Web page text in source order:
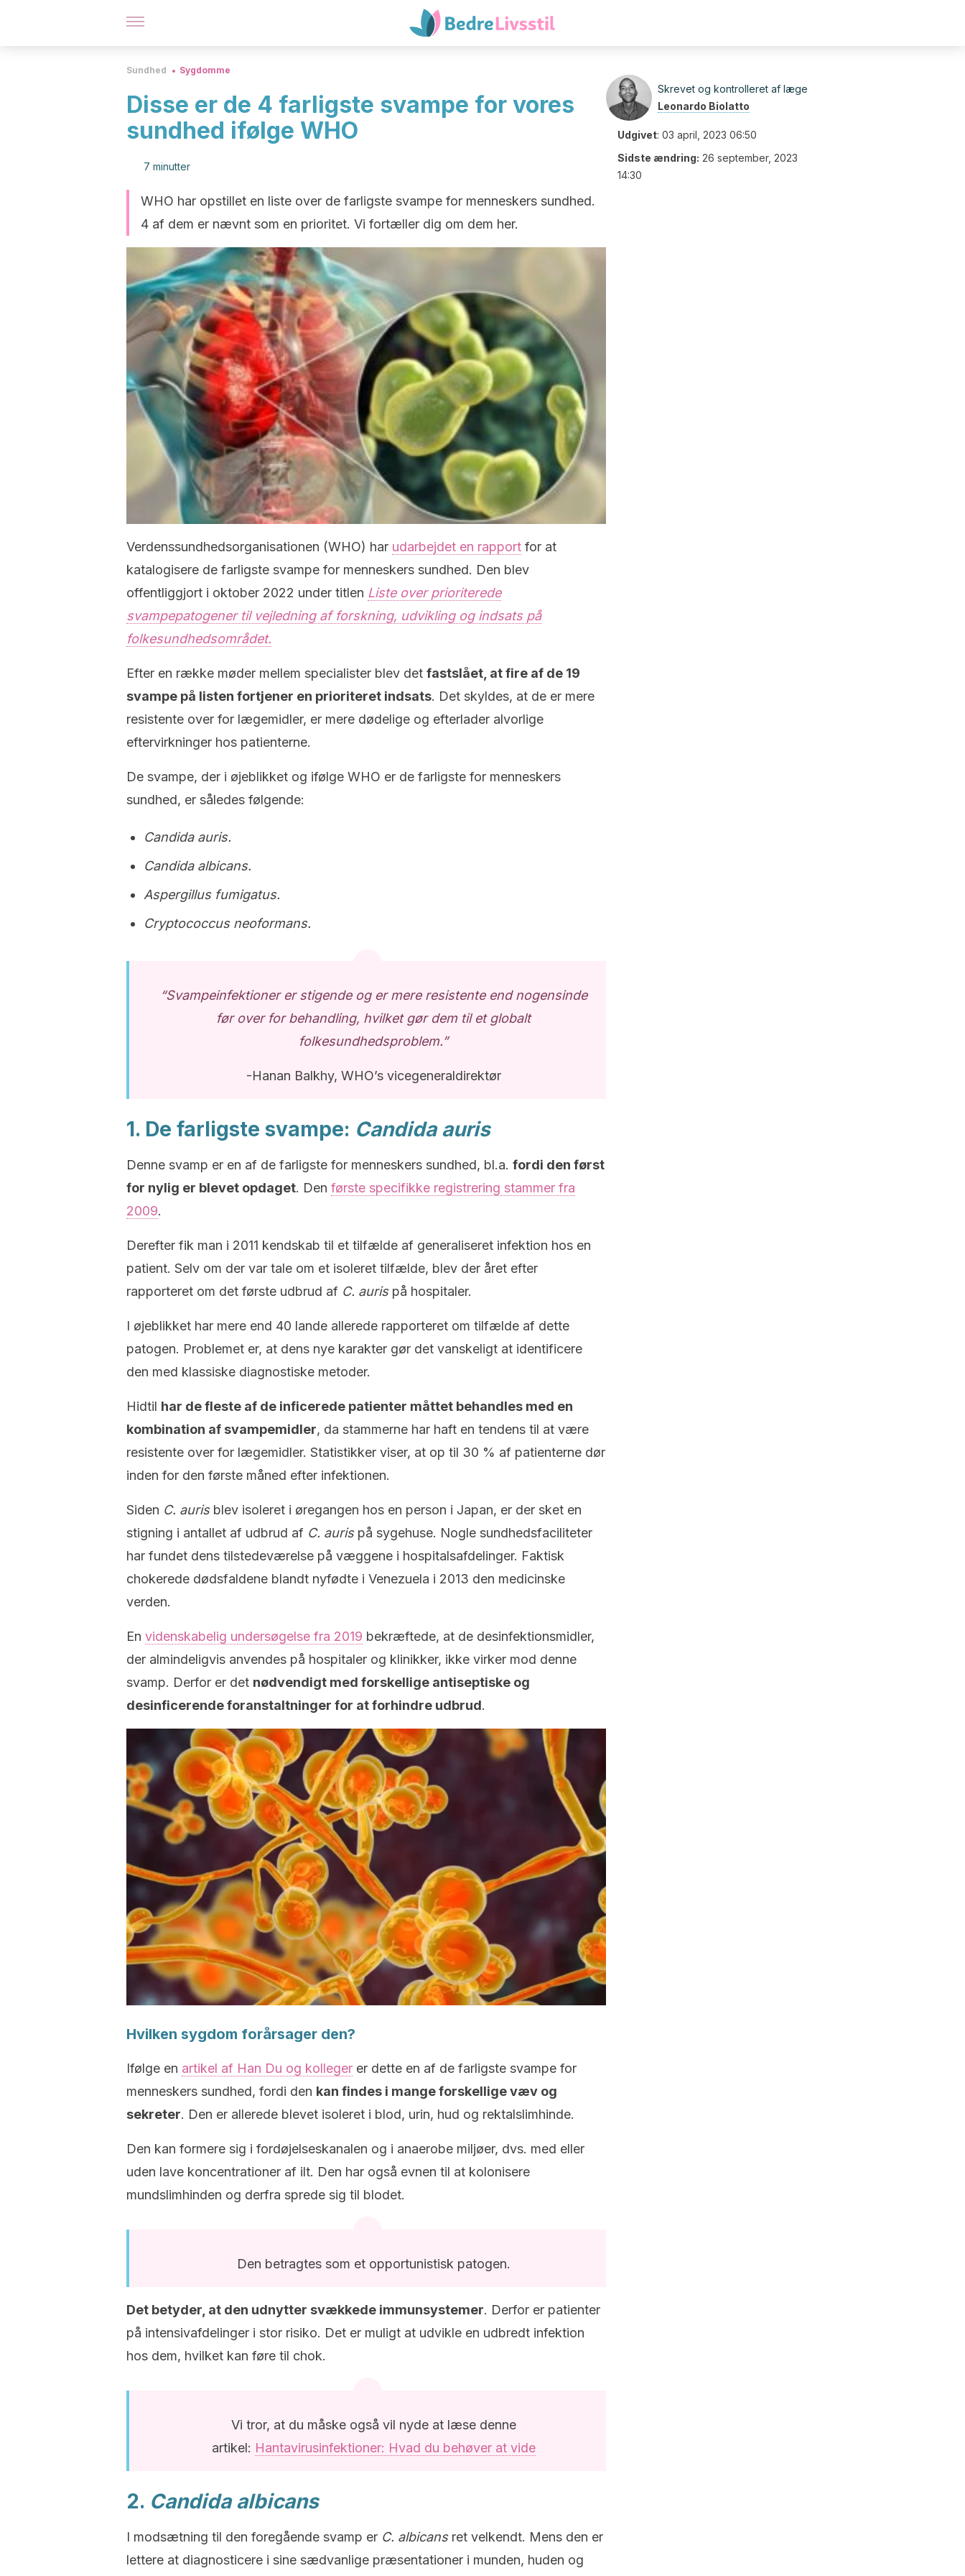
Sundhed Sygdomme
Disse er de 4 farligste svampe for vores
sundhed ifølge WHO
7 minutter
WHO har opstillet en liste over de farligste svampe for menneskers sundhed.
4 af dem er nævnt som en prioritet. Vi fortæller dig om dem her.
Verdenssundhedsorganisationen (WHO) har udarbejdet en rapport for at
katalogisere de farligste svampe for menneskers sundhed. Den blev
offentliggjort i oktober 2022 under titlen Liste over prioriterede
svampepatogener til vejledning af forskning, udvikling og indsats på
folkesundhedsområdet.
Efter en række møder mellem specialister blev det fastslået, at fire af de 19
svampe på listen fortjener en prioriteret indsats. Det skyldes, at de er mere
resistente over for lægemidler, er mere dødelige og efterlader alvorlige
eftervirkninger hos patienterne.
De svampe, der i øjeblikket og ifølge WHO er de farligste for menneskers
sundhed, er således følgende:
Candida auris.
Candida albicans.
Aspergillus fumigatus.
Cryptococcus neoformans.
“Svampeinfektioner er stigende og er mere resistente end nogensinde
før over for behandling, hvilket gør dem til et globalt
folkesundhedsproblem.”
-Hanan Balkhy, WHO’s vicegeneraldirektør
1. De farligste svampe: Candida auris
Denne svamp er en af de farligste for menneskers sundhed, bl.a. fordi den først
for nylig er blevet opdaget. Den første specifikke registrering stammer fra
2009.
Derefter fik man i 2011 kendskab til et tilfælde af generaliseret infektion hos en
patient. Selv om der var tale om et isoleret tilfælde, blev der året efter
rapporteret om det første udbrud af C. aurispå hospitaler.
I øjeblikket har mere end 40 lande allerede rapporteret om tilfælde af dette
patogen. Problemet er, at dens nye karakter gør det vanskeligt at identificere
den med klassiske diagnostiske metoder.
Hidtil har de fleste af de inficerede patienter måttet behandles med en
kombination af svampemidler, da stammerne har haft en tendens til at være
resistente over for lægemidler. Statistikker viser, at op til 30 % af patienterne dør
inden for den første måned efter infektionen.
Siden C. aurisblev isoleret i øregangen hos en person i Japan, er der sket en
stigning i antallet af udbrud af C. auris på sygehuse. Nogle sundhedsfaciliteter
har fundet dens tilstedeværelse på væggene i hospitalsafdelinger. Faktisk
chokerede dødsfaldene blandt nyfødte i Venezuela i 2013 den medicinske
verden.
En videnskabelig undersøgelse fra 2019 bekræftede, at de desinfektionsmidler,
der almindeligvis anvendes på hospitaler og klinikker, ikke virker mod denne
svamp. Derfor er det nødvendigt med forskellige antiseptiske og
desinficerende foranstaltninger for at forhindre udbrud.
Hvilken sygdom forårsager den?
Ifølge en artikel af Han Du og kolleger er dette en af de farligste svampe for
menneskers sundhed, fordi den kan findes i mange forskellige væv og
sekreter. Den er allerede blevet isoleret i blod, urin, hud og rektalslimhinde.
Den kan formere sig i fordøjelseskanalen og i anaerobe miljøer, dvs. med eller
uden lave koncentrationer af ilt. Den har også evnen til at kolonisere
mundslimhinden og derfra sprede sig til blodet.
Den betragtes som et opportunistisk patogen.
Det betyder, at den udnytter svækkede immunsystemer. Derfor er patienter
på intensivafdelinger i stor risiko. Det er muligt at udvikle en udbredt infektion
hos dem, hvilket kan føre til chok.
Vi tror, at du måske også vil nyde at læse denne
artikel: Hantavirusinfektioner: Hvad du behøver at vide
2. Candida albicans
I modsætning til den foregående svamp er C. albicansret velkendt. Mens den er
lettere at diagnosticere i sine sædvanlige præsentationer i munden, huden og
Skrevet og kontrolleret af læge
Leonardo Biolatto
Udgivet: 03 april, 2023 06:50
Sidste ændring: 26 september, 2023
14:30